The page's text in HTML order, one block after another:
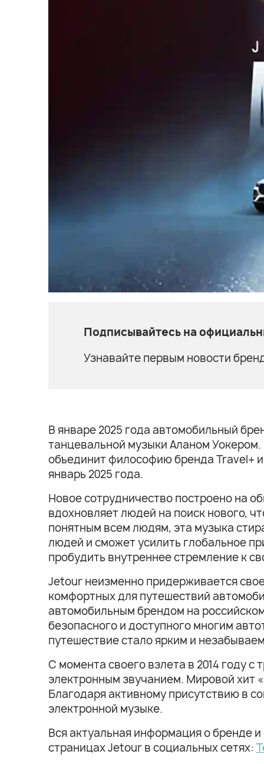
Подписывайтесь на
Узнавайте первым новости
В январе 2025 года автомобильный
танцевальной музыки Аланом
объединит философию бренда Travel+
январь 2025 года.
Новое сотрудничество построено на
вдохновляет людей на поиск нового,
понятным всем людям, эта музыка
людей и сможет усилить глобальное
пробудить внутреннее стремление к
Jetour неизменно придерживается
комфортных для путешествий
автомобильным брендом на
безопасного и доступного многим
путешествие стало ярким и
С момента своего взлета в 2014 году
электронным звучанием. Мировой хит
Благодаря активному присутствию в
электронной музыке.
Вся актуальная информация о бренде
страницах Jetour в социальных сетях: